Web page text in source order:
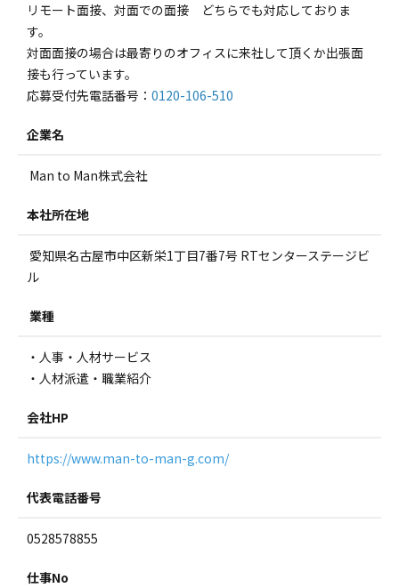
リモート面接、対面での面接 どちらでも対応しておりま
す。
対面面接の場合は最寄りのオフィスに来社して頂くか出張面
接も行っています。
応募受付先電話番号： 0120-106-510
企業名
Man to Man株式会社
本社所在地
愛知県名古屋市中区新栄1丁目7番7号 RTセンターステージビ
ル
業種
・人事・人材サービス
・人材派遣・職業紹介
会社HP
https://www.man-to-man-g.com/
代表電話番号
0528578855
仕事No